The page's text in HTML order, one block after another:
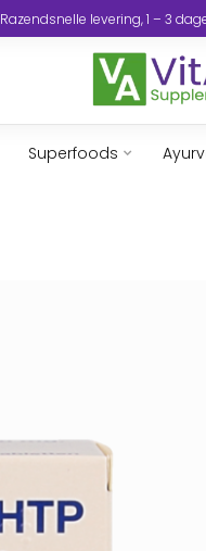
Razendsnelle levering, 1 – 3
Superfoods